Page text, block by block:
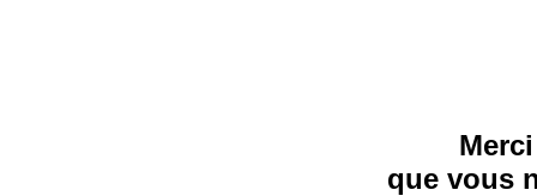
que vous